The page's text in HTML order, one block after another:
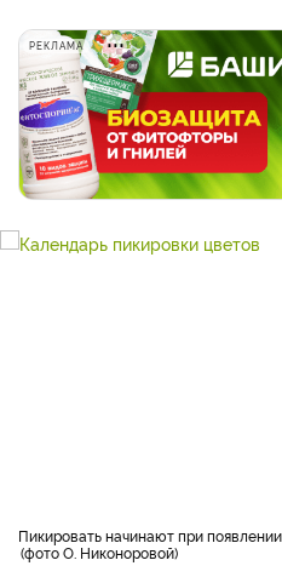
РЕКЛАМА
Пикировать начинают при
фото О. Никоноровой